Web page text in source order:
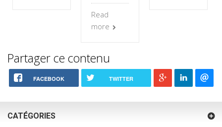
Read
more
Partager ce contenu
FACEBOOK TWITTER
CATÉGORIES